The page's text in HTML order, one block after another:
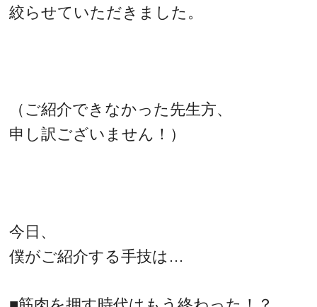
絞らせていただきました。
（ご紹介できなかった先生方、
申し訳ございません！）
今日、
僕がご紹介する手技は…